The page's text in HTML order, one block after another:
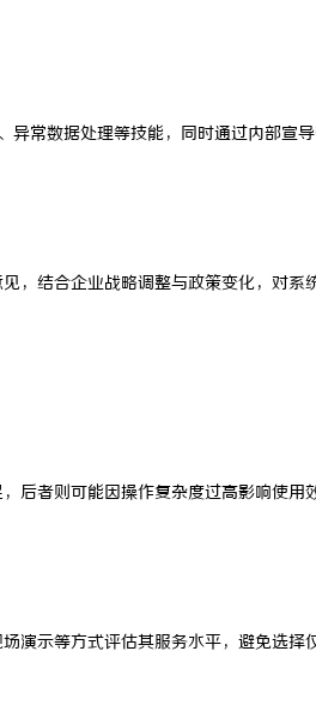
常数据处理等技能，同时通过内部宣
，结合企业战略调整与政策变化，对系
后者则可能因操作复杂度过高影响使用
演示等方式评估其服务水平，避免选择